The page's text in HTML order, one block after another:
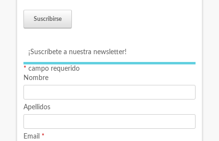
¡Suscríbete a nuestra newsletter!
* campo requerido
Nombre
Apellidos
Email *